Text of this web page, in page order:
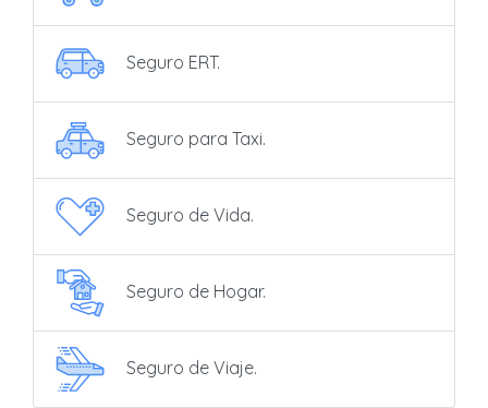
Seguro ERT.
Seguro para Taxi.
Seguro de Vida.
Seguro de Hogar.
Seguro de Viaje.